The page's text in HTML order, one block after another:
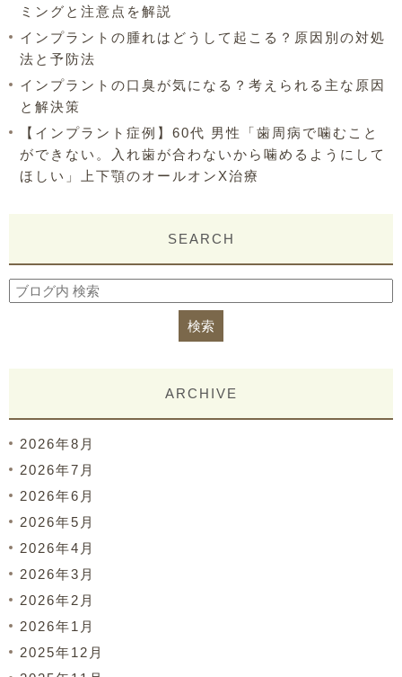
ミングと注意点を解説
インプラントの腫れはどうして起こる？原因別の対処
法と予防法
インプラントの口臭が気になる？考えられる主な原因
と解決策
【インプラント症例】60代 男性「歯周病で噛むこと
ができない。入れ歯が合わないから噛めるようにして
ほしい」上下顎のオールオンX治療
SEARCH
ARCHIVE
2026年8月
2026年7月
2026年6月
2026年5月
2026年4月
2026年3月
2026年2月
2026年1月
2025年12月